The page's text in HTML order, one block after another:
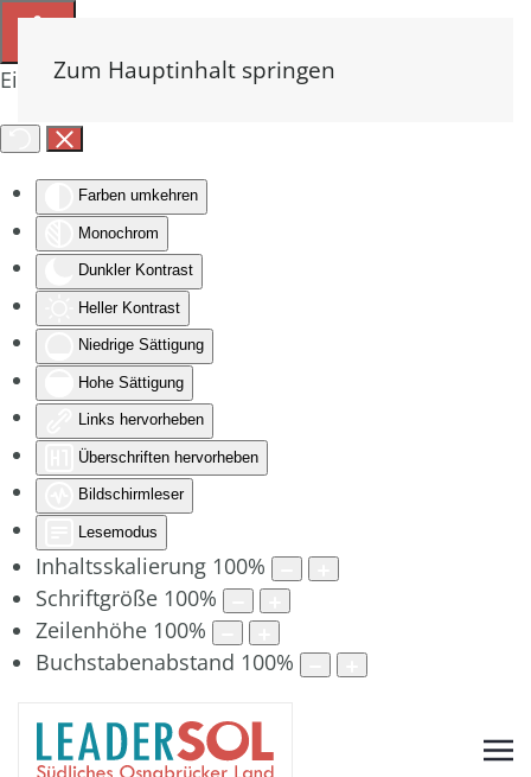
Eingabehilfen öffnen
Farben umkehren
Monochrom
Dunkler Kontrast
Heller Kontrast
Niedrige Sättigung
Hohe Sättigung
Links hervorheben
Überschriften hervorheben
Bildschirmleser
Lesemodus
Inhaltsskalierung 100%
Schriftgröße 100%
Zeilenhöhe 100%
Buchstabenabstand 100%
Zum Hauptinhalt springen